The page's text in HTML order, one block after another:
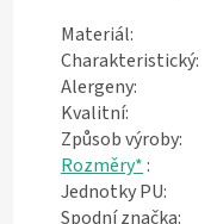
Materiál:
Charakteristický:
Alergeny:
Kvalitní:
Způsob výroby:
Rozměry* :
Jednotky PU:
Spodní značka: